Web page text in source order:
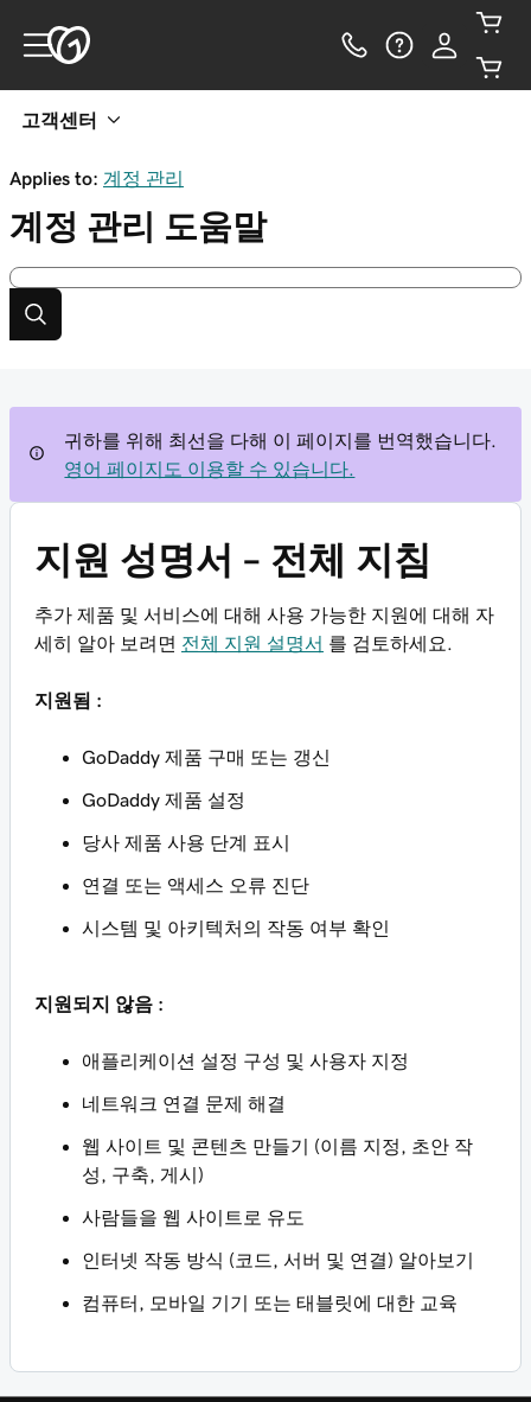
고객센터
Applies to: 계정 관리
계정 관리 도움말
귀하를 위해 최선을 다해 이 페이지를 번역했습니다.
영어 페이지도 이용할 수 있습니다.
지원 성명서 – 전체 지침
추가 제품 및 서비스에 대해 사용 가능한 지원에 대해 자
세히 알아 보려면 전체 지원 설명서 를 검토하세요.
지원됨 :
GoDaddy 제품 구매 또는 갱신
GoDaddy 제품 설정
당사 제품 사용 단계 표시
연결 또는 액세스 오류 진단
시스템 및 아키텍처의 작동 여부 확인
지원되지 않음 :
애플리케이션 설정 구성 및 사용자 지정
네트워크 연결 문제 해결
웹 사이트 및 콘텐츠 만들기 (이름 지정, 초안 작
성, 구축, 게시)
사람들을 웹 사이트로 유도
인터넷 작동 방식 (코드, 서버 및 연결) 알아보기
컴퓨터, 모바일 기기 또는 태블릿에 대한 교육